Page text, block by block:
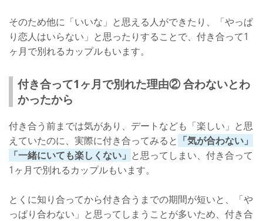
そのため他に「いいな」と思える人ができたり、「やっぱ
り恋人はいらない」と思ったりすることで、付き合って1
ヶ月で別れるカップルもいます。
付き合って1ヶ月で別れた理由② 合わないとわ
かったから
付き合う前までは気があり、デートなども「楽しい」と思
えていたのに、実際に付き合ってみると 「気が合わない」
「一緒にいても楽しくない」 と思ってしまい、付き合って
1ヶ月で別れるカップルもいます。
とくに知り合ってから付き合うまでの期間が短いと、「や
っぱり合わない」と思ってしまうことが多いため、付き合